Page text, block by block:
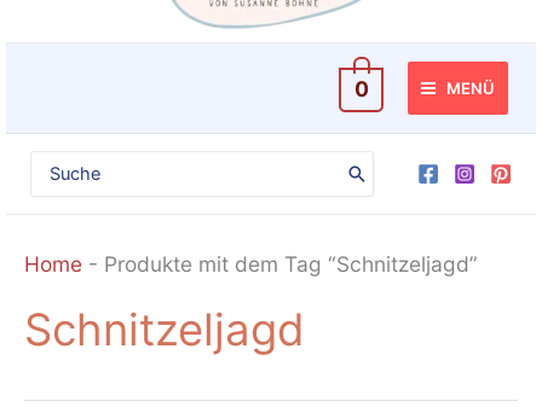
0 MENÜ
Search
for:
Home - Produkte mit dem Tag “Schnitzeljagd”
Schnitzeljagd